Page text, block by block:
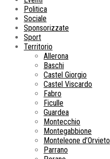
Politica
Sociale
Sponsorizzate
Sport
Territorio
Allerona
Baschi
Castel Giorgio
Castel Viscardo
Fabro
Ficulle
Guardea
Montecchio
Montegabbione
Monteleone d’Orvieto
Parrano